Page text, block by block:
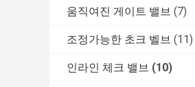
움직여진 게이트 밸브 (7)
조정가능한 초크 벨브 (11)
인라인 체크 밸브 (10)